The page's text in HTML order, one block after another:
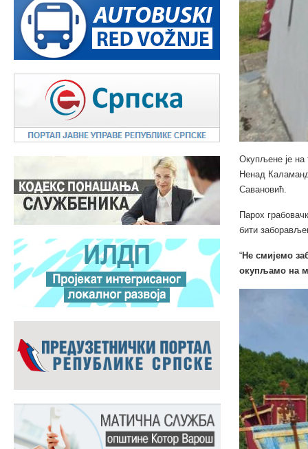
Окупљене је на
Ненад
Савановић.
Парох
бити
“Не смијемо
окупљамо на